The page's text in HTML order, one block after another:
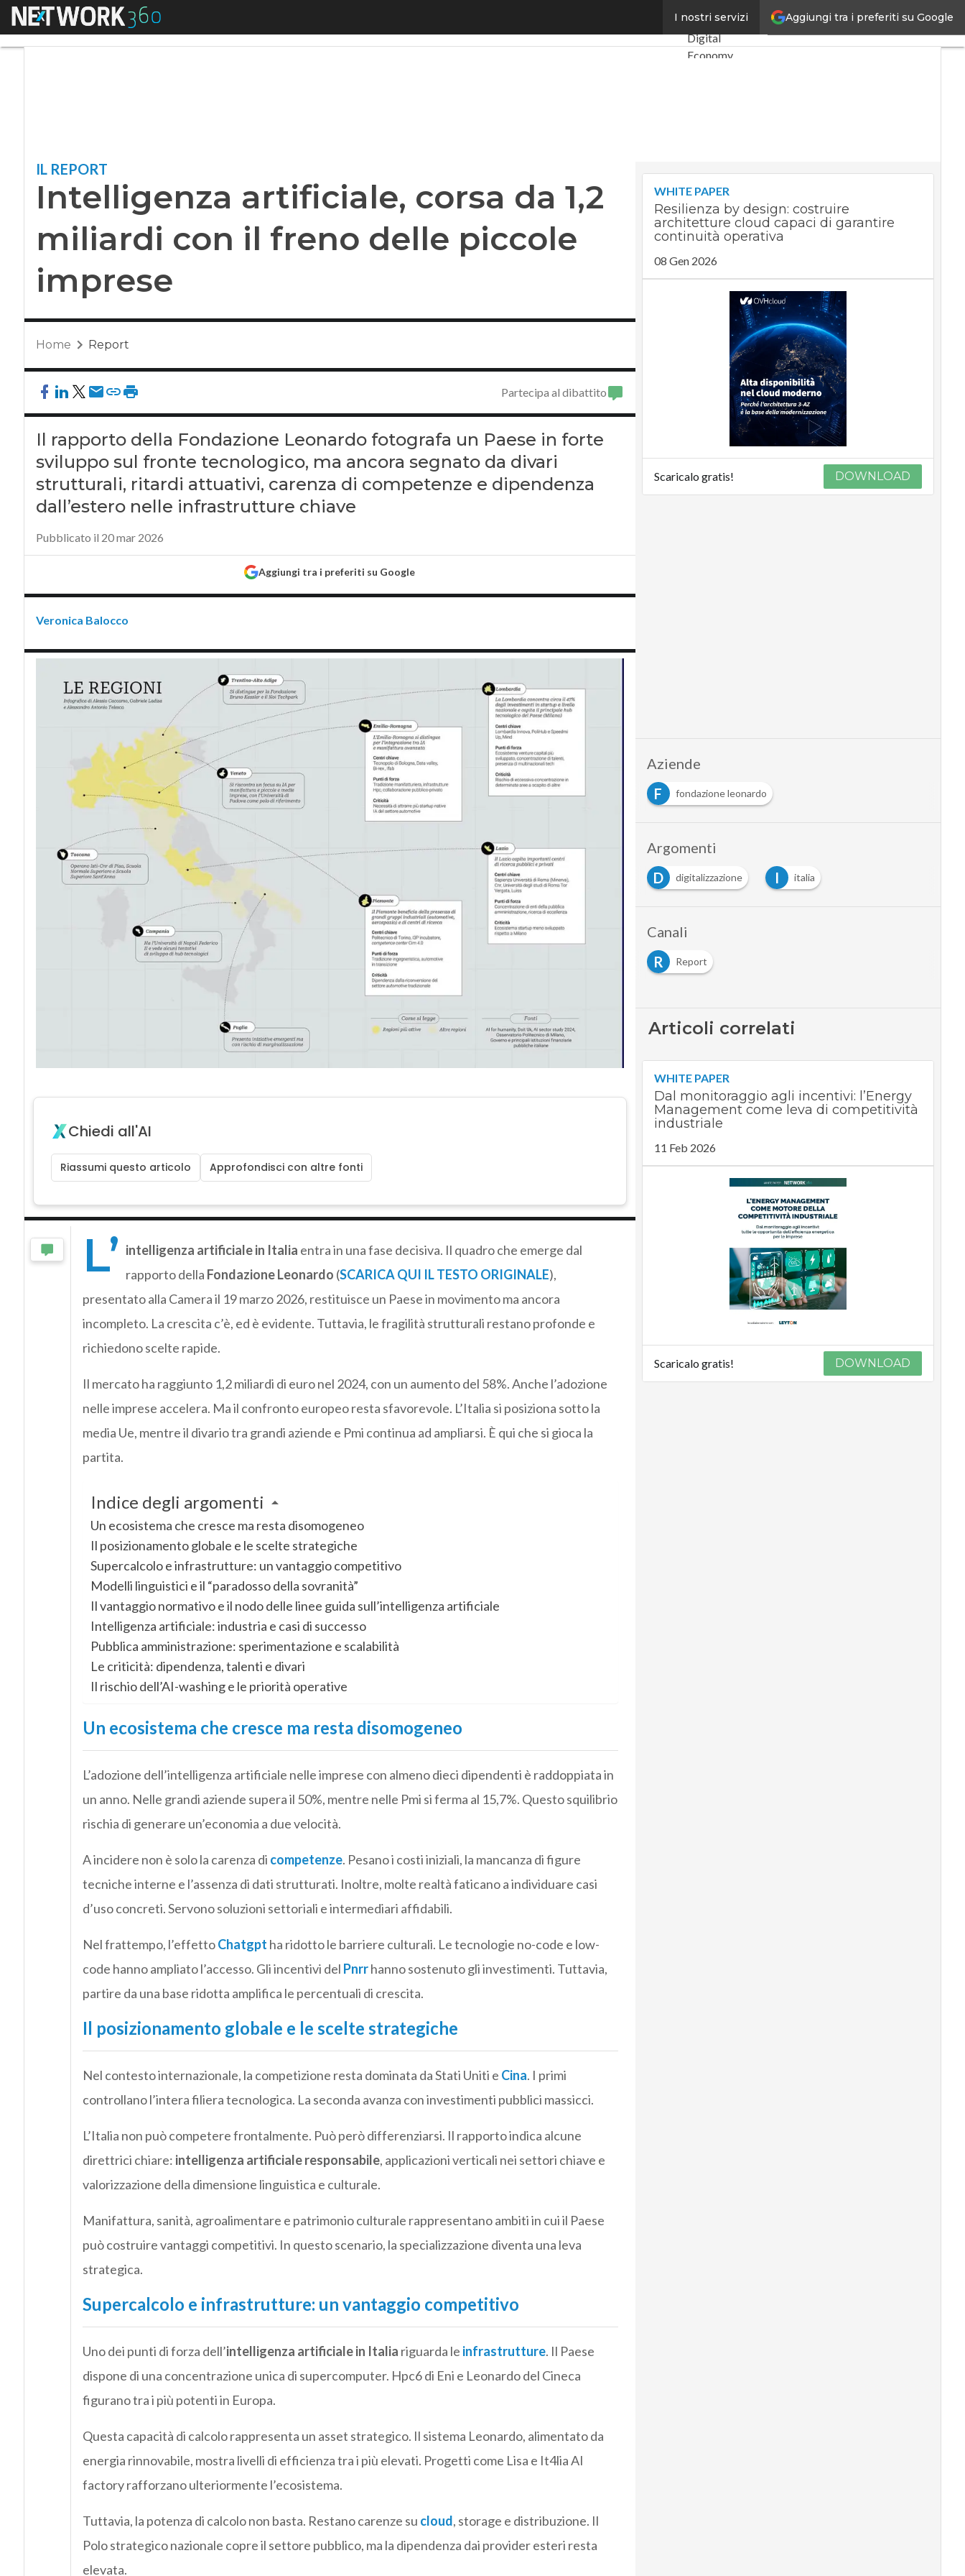
Aggiungi tra i preferiti su Google
I nostri servizi
Menu Intelligenza artificiale, corsa da 1,2 miliardi con il freno delle piccole impreseUltimi articoli
Digital
Economy
artificiale
Videointerviste
Le Guide di
CorCom
PodcastPrivacy
IL REPORT
Intelligenza artificiale, corsa da 1,2
miliardi con il freno delle piccole
imprese
Home Report
Partecipa al dibattito
Il rapporto della Fondazione Leonardo fotografa un Paese in forte
sviluppo sul fronte tecnologico, ma ancora segnato da divari
strutturali, ritardi attuativi, carenza di competenze e dipendenza
dall’estero nelle infrastrutture chiave
Pubblicato il 20 mar 2026
Aggiungi tra i preferiti su Google
Veronica Balocco
Chiedi all'AI
Riassumi questo articolo Approfondisci con altre fonti
L’ intelligenza artificiale in Italia entra in una fase decisiva. Il quadro che emerge dal
rapporto della Fondazione Leonardo (SCARICA QUI IL TESTO ORIGINALE),
presentato alla Camera il 19 marzo 2026, restituisce un Paese in movimento ma ancora
incompleto. La crescita c’è, ed è evidente. Tuttavia, le fragilità strutturali restano profonde e
richiedono scelte rapide.
Il mercato ha raggiunto 1,2 miliardi di euro nel 2024, con un aumento del 58%. Anche l’adozione
nelle imprese accelera. Ma il confronto europeo resta sfavorevole. L’Italia si posiziona sotto la
media Ue, mentre il divario tra grandi aziende e Pmi continua ad ampliarsi. È qui che si gioca la
partita.
Indice degli argomenti
Un ecosistema che cresce ma resta disomogeneo
Il posizionamento globale e le scelte strategiche
Supercalcolo e infrastrutture: un vantaggio competitivo
Modelli linguistici e il “paradosso della sovranità”
Il vantaggio normativo e il nodo delle linee guida sull’intelligenza artificiale
Intelligenza artificiale: industria e casi di successo
Pubblica amministrazione: sperimentazione e scalabilità
Le criticità: dipendenza, talenti e divari
Il rischio dell’AI-washing e le priorità operative
Un ecosistema che cresce ma resta disomogeneo
L’adozione dell’intelligenza artificiale nelle imprese con almeno dieci dipendenti è raddoppiata in
un anno. Nelle grandi aziende supera il 50%, mentre nelle Pmi si ferma al 15,7%. Questo squilibrio
rischia di generare un’economia a due velocità.
A incidere non è solo la carenza di competenze. Pesano i costi iniziali, la mancanza di figure
tecniche interne e l’assenza di dati strutturati. Inoltre, molte realtà faticano a individuare casi
d’uso concreti. Servono soluzioni settoriali e intermediari affidabili.
Nel frattempo, l’effettoChatgpt ha ridotto le barriere culturali. Le tecnologie no-code e low-
code hanno ampliato l’accesso. Gli incentivi del Pnrrhanno sostenuto gli investimenti. Tuttavia,
partire da una base ridotta amplifica le percentuali di crescita.
Il posizionamento globale e le scelte strategiche
Nel contesto internazionale, la competizione resta dominata da Stati Uniti e Cina. I primi
controllano l’intera filiera tecnologica. La seconda avanza con investimenti pubblici massicci.
L’Italia non può competere frontalmente. Può però differenziarsi. Il rapporto indica alcune
direttrici chiare: intelligenza artificiale responsabile, applicazioni verticali nei settori chiave e
valorizzazione della dimensione linguistica e culturale.
Manifattura, sanità, agroalimentare e patrimonio culturale rappresentano ambiti in cui il Paese
può costruire vantaggi competitivi. In questo scenario, la specializzazione diventa una leva
strategica.
Supercalcolo e infrastrutture: un vantaggio competitivo
Uno dei punti di forza dell’intelligenza artificiale in Italia riguarda le infrastrutture. Il Paese
dispone di una concentrazione unica di supercomputer. Hpc6 di Eni e Leonardo del Cineca
figurano tra i più potenti in Europa.
Questa capacità di calcolo rappresenta un asset strategico. Il sistema Leonardo, alimentato da
energia rinnovabile, mostra livelli di efficienza tra i più elevati. Progetti come Lisa e It4lia AI
factory rafforzano ulteriormente l’ecosistema.
Tuttavia, la potenza di calcolo non basta. Restano carenze su cloud, storage e distribuzione. Il
Polo strategico nazionale copre il settore pubblico, ma la dipendenza dai provider esteri resta
elevata.
WHITE PAPER
Resilienza by design: costruire
architetture cloud capaci di garantire
continuità operativa
08 Gen 2026
Scaricalo gratis! DOWNLOAD
Aziende
F
fondazione leonardo
Argomenti
D
digitalizzazione I italia
Canali
R
Report
Articoli correlati
WHITE PAPER
Dal monitoraggio agli incentivi: l’Energy
Management come leva di competitività
industriale
11 Feb 2026
Scaricalo gratis! DOWNLOAD